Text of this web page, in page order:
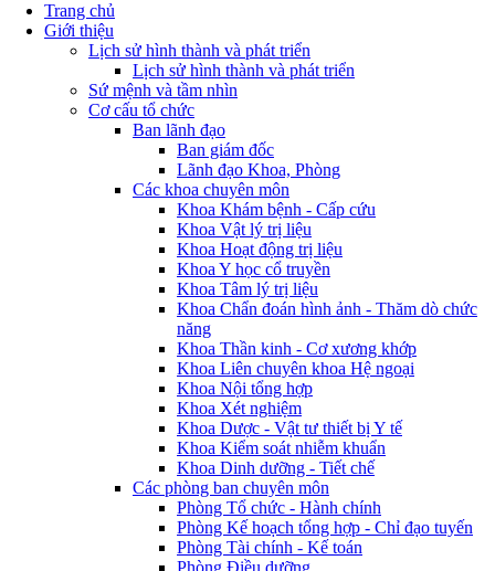
Trang chủ
Giới thiệu
Lịch sử hình thành và phát triển
Lịch sử hình thành và phát triển
Sứ mệnh và tầm nhìn
Cơ cấu tổ chức
Ban lãnh đạo
Ban giám đốc
Lãnh đạo Khoa, Phòng
Các khoa chuyên môn
Khoa Khám bệnh - Cấp cứu
Khoa Vật lý trị liệu
Khoa Hoạt động trị liệu
Khoa Y học cổ truyền
Khoa Tâm lý trị liệu
Khoa Chẩn đoán hình ảnh - Thăm dò chức
năng
Khoa Thần kinh - Cơ xương khớp
Khoa Liên chuyên khoa Hệ ngoại
Khoa Nội tổng hợp
Khoa Xét nghiệm
Khoa Dược - Vật tư thiết bị Y tế
Khoa Kiểm soát nhiễm khuẩn
Khoa Dinh dưỡng - Tiết chế
Các phòng ban chuyên môn
Phòng Tổ chức - Hành chính
Phòng Kế hoạch tổng hợp - Chỉ đạo tuyến
Phòng Tài chính - Kế toán
Phòng Điều dưỡng